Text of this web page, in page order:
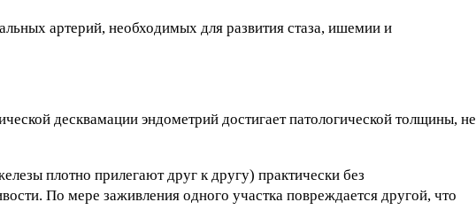
артерий, необходимых для развития стаза, ишемии и
десквамации эндометрий достигает патологической толщины, не
плотно прилегают друг к другу) практически без
По мере заживления одного участка повреждается другой, что